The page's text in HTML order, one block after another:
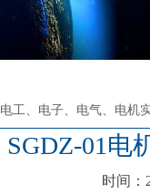
电工、电子、电气、电机
SGDZ-01电
时间：